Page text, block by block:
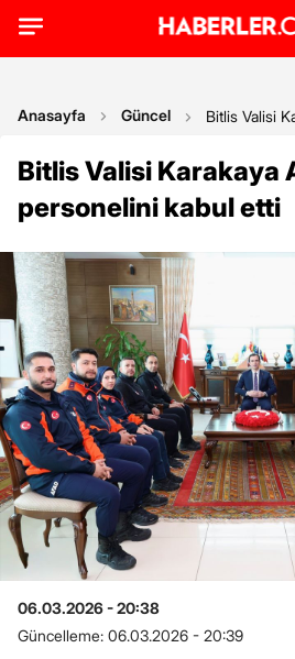
Anasayfa Güncel Bitlis Valisi
Bitlis Valisi Karakaya
personelini kabul etti
06.03.2026 - 20:38
Güncelleme: 06.03.2026 - 20:39